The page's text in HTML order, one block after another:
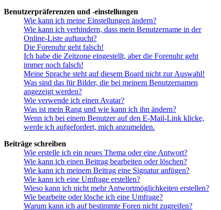
Benutzerpräferenzen und -einstellungen
Wie kann ich meine Einstellungen ändern?
Wie kann ich verhindern, dass mein Benutzername in der
Online-Liste auftaucht?
Die Forenuhr geht falsch!
Ich habe die Zeitzone eingestellt, aber die Forenuhr geht
immer noch falsch!
Meine Sprache steht auf diesem Board nicht zur Auswahl!
Was sind das für Bilder, die bei meinem Benutzernamen
angezeigt werden?
Wie verwende ich einen Avatar?
Was ist mein Rang und wie kann ich ihn ändern?
Wenn ich bei einem Benutzer auf den E-Mail-Link klicke,
werde ich aufgefordert, mich anzumelden.
Beiträge schreiben
Wie erstelle ich ein neues Thema oder eine Antwort?
Wie kann ich einen Beitrag bearbeiten oder löschen?
Wie kann ich meinem Beitrag eine Signatur anfügen?
Wie kann ich eine Umfrage erstellen?
Wieso kann ich nicht mehr Antwortmöglichkeiten erstellen?
Wie bearbeite oder lösche ich eine Umfrage?
Warum kann ich auf bestimmte Foren nicht zugreifen?